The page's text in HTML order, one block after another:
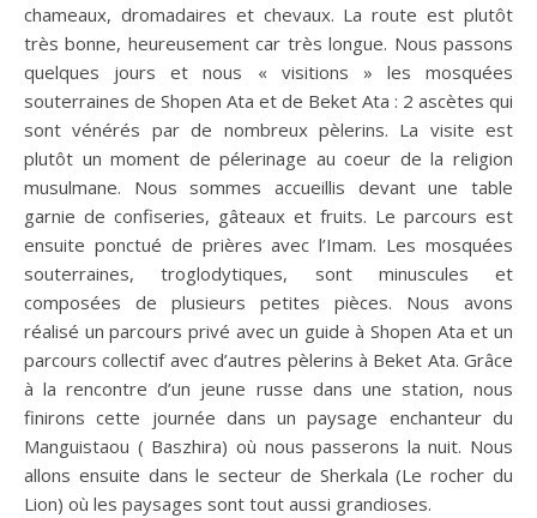
chameaux, dromadaires et chevaux. La route est plutôt
très bonne, heureusement car très longue. Nous passons
quelques jours et nous « visitions » les mosquées
souterraines de Shopen Ata et de Beket Ata : 2 ascètes qui
sont vénérés par de nombreux pèlerins. La visite est
plutôt un moment de pélerinage au coeur de la religion
musulmane. Nous sommes accueillis devant une table
garnie de confiseries, gâteaux et fruits. Le parcours est
ensuite ponctué de prières avec l’Imam. Les mosquées
souterraines, troglodytiques, sont minuscules et
composées de plusieurs petites pièces. Nous avons
réalisé un parcours privé avec un guide à Shopen Ata et un
parcours collectif avec d’autres pèlerins à Beket Ata. Grâce
à la rencontre d’un jeune russe dans une station, nous
finirons cette journée dans un paysage enchanteur du
Manguistaou ( Baszhira) où nous passerons la nuit. Nous
allons ensuite dans le secteur de Sherkala (Le rocher du
Lion) où les paysages sont tout aussi grandioses.